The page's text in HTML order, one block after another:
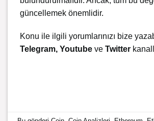
güncellemek önemlidir.
Konu ile ilgili yorumlarınızı bize
Telegram, Youtube ve Twitter